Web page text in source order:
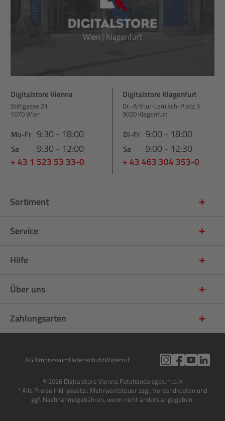
Digitalstore Vienna
Stiftgasse 21
1070 Wien
Mo-Fr 9:30 - 18:00
Sa 9:30 - 12:00
+ 43 1 523 53 33-0
Digitalstore Klagenfurt
Dr.-Arthur-Lemisch-Platz 3
9020 Klagenfurt
Di-Fr 9:00 - 18:00
Sa 9:00 - 12:30
+ 43 463 304 353-0
Sortiment
Service
Hilfe
Über uns
Zahlungsarten
AGBImpressumDatenschutzWiderruf
© 2026 Digitalstore Vienna Fotohandelsges.m.b.H
* Alle Preise inkl. gesetzl. Mehrwertsteuer zzgl. Versandkosten und
ggf. Nachnahmegebühren, wenn nicht anders angegeben.